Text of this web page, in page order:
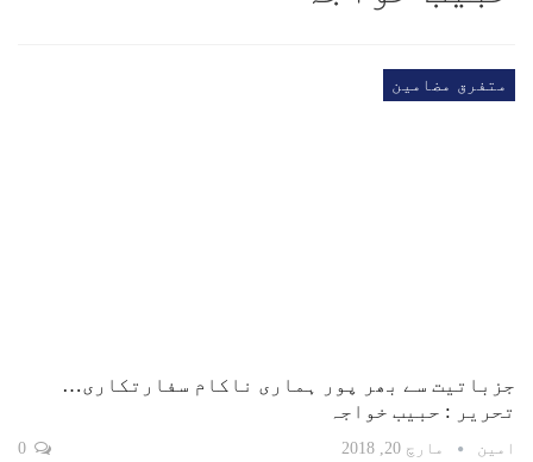
متفرق مضامین
جزباتیت سے بھر پور ہماری ناکام سفارتکاری…
تحریر : حبیب خواجہ
امین مارچ 20, 2018